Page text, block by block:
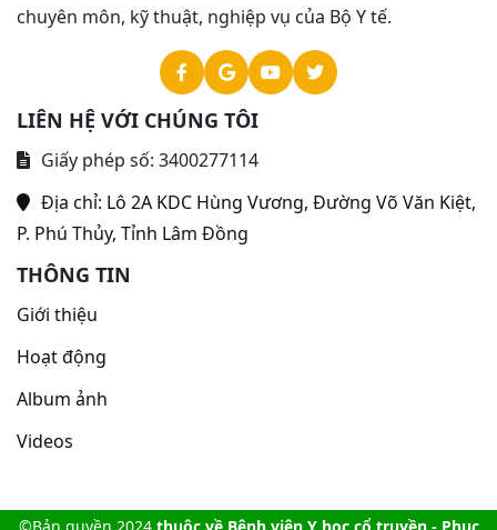
chuyên môn, kỹ thuật, nghiệp vụ của Bộ Y tế.
LIÊN HỆ VỚI CHÚNG TÔI
Giấy phép số: 3400277114
Địa chỉ: Lô 2A KDC Hùng Vương, Đường Võ Văn Kiệt,
P. Phú Thủy, Tỉnh Lâm Đồng
THÔNG TIN
Giới thiệu
Hoạt động
Album ảnh
Videos